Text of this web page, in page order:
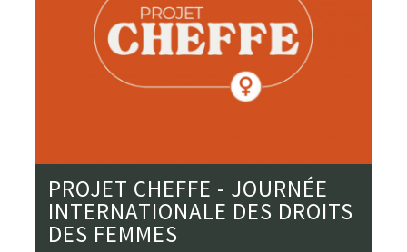
PROJET CHEFFE - JOURNÉE
INTERNATIONALE DES DROITS
DES FEMMES